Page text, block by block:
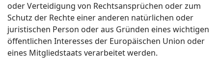
oder Verteidigung von Rechtsansprüchen oder zum
Schutz der Rechte einer anderen natürlichen oder
juristischen Person oder aus Gründen eines wichtigen
öffentlichen Interesses der Europäischen Union oder
eines Mitgliedstaats verarbeitet werden.